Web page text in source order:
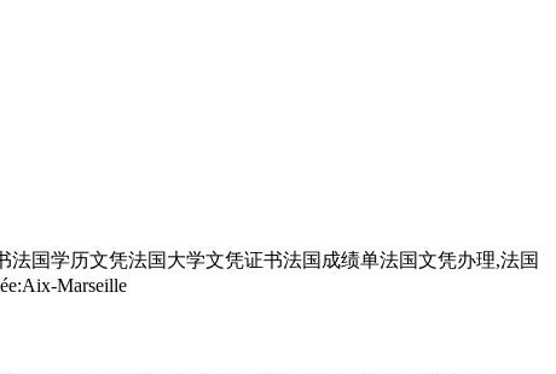
国学历文凭法国大学文凭证书法国成绩单法国文凭办理,法国
Marseille